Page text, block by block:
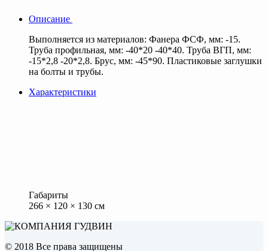
Описание
Выполняется из материалов: Фанера ФСФ, мм: -15.
Труба профильная, мм: -40*20 -40*40. Труба ВГП, мм:
-15*2,8 -20*2,8. Брус, мм: -45*90. Пластиковые заглушки
на болты и трубы.
Характеристики
Габариты
266 × 120 × 130 см
© 2018 Все права защищены